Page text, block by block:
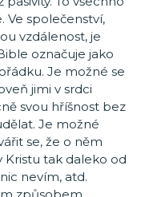
Ve společenství,
vzdálenost, je
označuje jako
Je možné se
jimi v srdci
svou hříšnost bez
Je možné
se, že o něm
Kristu tak daleko od
nevím, atd.